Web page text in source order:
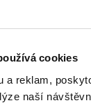
cookies
a reklam,
naší